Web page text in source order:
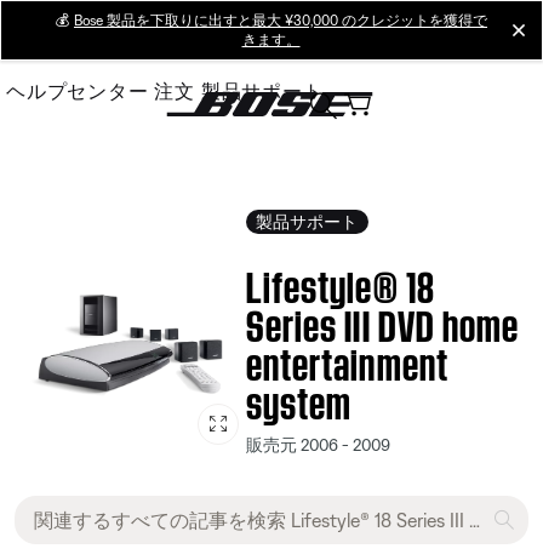
Main
💰 Bose 製品を下取りに出すと最大 ¥30,000 のクレジットを獲得で
きます。
ヘルプセンター 注文 製品サポート
製品サポート
Lifestyle® 18
Series III DVD home
entertainment
system
販売元 2006 - 2009